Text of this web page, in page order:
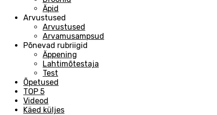
Äpid
Arvustused
Arvustused
Arvamusampsud
Põnevad rubriigid
Äppening
Lahtimõtestaja
Test
Õpetused
TOP 5
Videod
Käed küljes